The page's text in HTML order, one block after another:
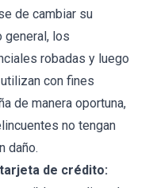
de cambiar su
general, los
robadas y luego
con fines
de manera oportuna,
no tengan
daño.
de crédito: